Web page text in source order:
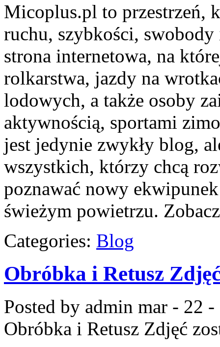
Micoplus.pl to przestrzeń,
ruchu, szybkości,
strona internetowa, na
rolkarstwa, jazdy na
lodowych, a także osoby
aktywnością, sportami
jest jedynie zwykły blog,
wszystkich, którzy chcą
poznawać nowy
świeżym powietrzu.
Categories: Blog
Obróbka i Retusz
Posted by admin mar - 22 -
Obróbka i Retusz Zdjęć